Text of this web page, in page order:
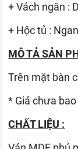
+ Vách ngăn :
+ Hộc tủ :
MÔ TẢ SẢN
Trên mặt bàn
* Giá chưa
CHẤT LIỆU :